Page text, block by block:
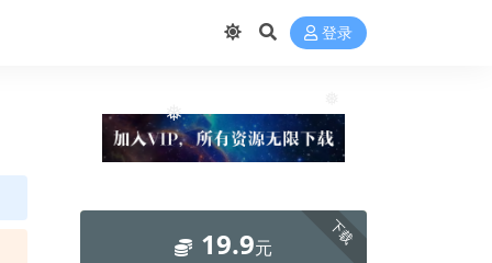
❅
登录
下载
19.9元